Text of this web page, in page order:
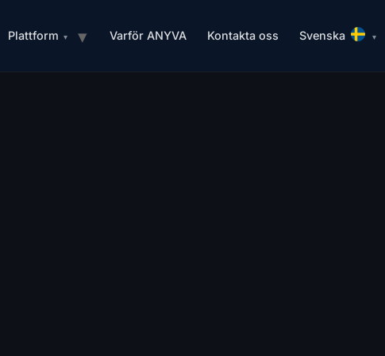
Plattform Varför ANYVA Kontakta oss Svenska